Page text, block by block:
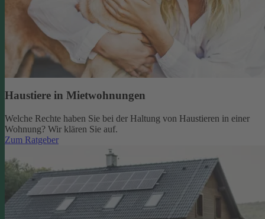
Haustiere in Mietwohnungen
Welche Rechte haben Sie bei der Haltung von Haustieren in einer
Wohnung? Wir klären Sie auf.
Zum Ratgeber